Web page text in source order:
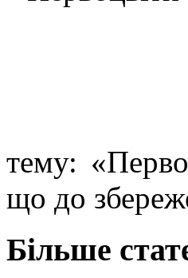
тему:
що до
Більше